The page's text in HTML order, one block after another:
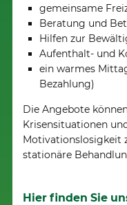
gemeinsame
Beratung und
Hilfen zur
Aufenthalt- und
ein warmes
Bezahlung)
Die Angebote
Krisensituationen
Motivationslosigkeit
stationäre
Hier finden Sie